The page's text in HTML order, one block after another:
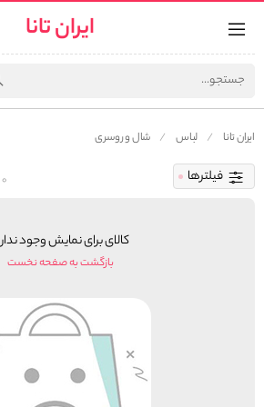
ایران تانا
ایران تانا لباس شال و روسری
فیلترها 0 کالا
کالای برای نمایش وجود
بازگشت به صفحه نخست